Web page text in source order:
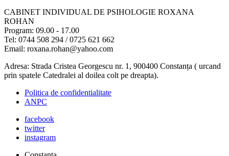
CABINET INDIVIDUAL DE PSIHOLOGIE ROXANA
ROHAN
Program: 09.00 - 17.00
Tel: 0744 508 294 / 0725 621 662
Email: roxana.rohan@yahoo.com
Adresa: Strada Cristea Georgescu nr. 1, 900400 Constanța ( urcand
prin spatele Catedralei al doilea colt pe dreapta).
Politica de confidentialitate
ANPC
facebook
twitter
instagram